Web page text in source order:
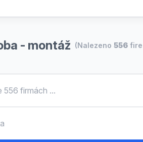
- montáž (Nalezeno 556